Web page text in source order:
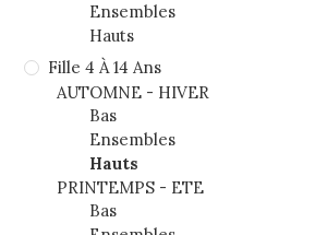
Ensembles
Hauts
Fille 4 À 14 Ans
AUTOMNE - HIVER
Bas
Ensembles
Hauts
PRINTEMPS - ETE
Bas